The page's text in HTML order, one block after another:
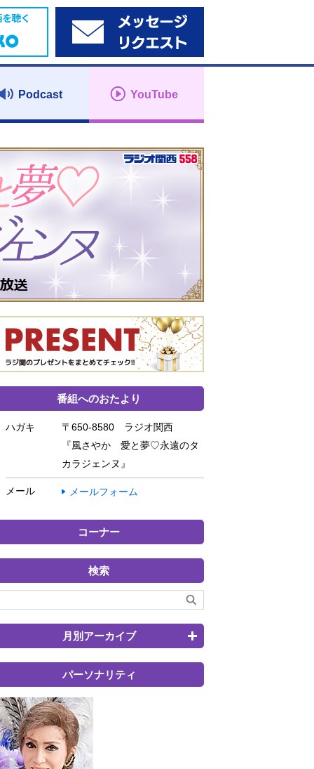
Podcast YouTube
番組へのおたより
ハガキ
〒650-8580 ラジオ関西
『風さやか 愛と夢♡永遠のタ
カラジェンヌ』
メール メールフォーム
コーナー
検索
月別アーカイブ
パーソナリティ